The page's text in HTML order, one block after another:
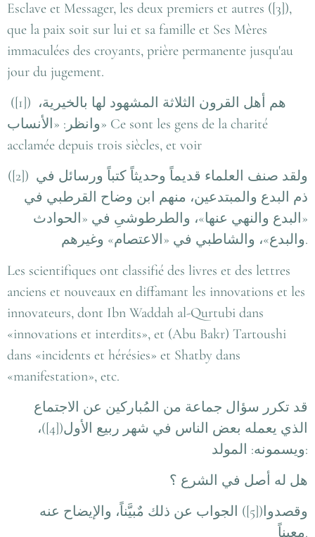
Esclave et Messager, les deux premiers et autres ([3]),
que la paix soit sur lui et sa famille et Ses Mères
immaculées des croyants, prière permanente jusqu'au
jour du jugement.
([1]) هم أهل القرون الثلاثة المشهود لها بالخيرية،
وانظر: «الأنساب» Ce sont les gens de la charité
acclamée depuis trois siècles, et voir
([2]) ولقد صنف العلماء قديماً وحديثاً كتباً ورسائل في
ذم البدع والمبتدعين، منهم ابن وضاح القرطبي في
«البدع والنهي عنها»، والطرطوشىِ في «الحوادث
والبدع»، والشاطبي في «الاعتصام» وغيرهم.
Les scientifiques ont classifié des livres et des lettres
anciens et nouveaux en diffamant les innovations et les
innovateurs, dont Ibn Waddah al-Qurtubi dans
«innovations et interdits», et (Abu Bakr) Tartoushi
dans «incidents et hérésies» et Shatby dans
«manifestation», etc.
قد تكرر سؤال جماعة من المُباركين عن الاجتماع
الذي يعمله بعض الناس في شهر ربيع الأول([4])،
ويسمونه: المولد:
هل له أصل في الشرع ؟
وقصدوا([5]) الجواب عن ذلك مٌبيَّناً، والإيضاح عنه
معيناً.